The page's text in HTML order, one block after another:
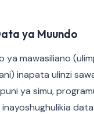
ya Muundo
ya mawasiliano
inapata ulinzi
ya simu,